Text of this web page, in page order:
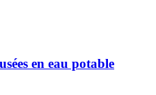
en eau potable